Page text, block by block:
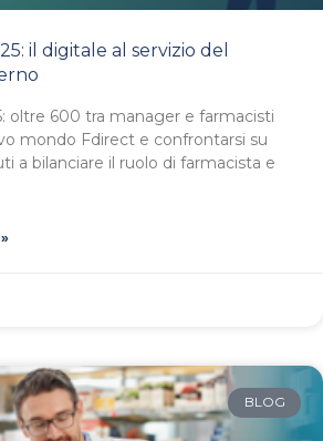
il digitale al servizio del
oltre 600 tra manager e farmacisti
mondo Fdirect e confrontarsi su
a bilanciare il ruolo di farmacista e
BLOG